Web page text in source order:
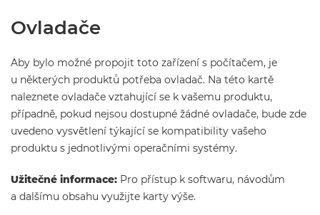
Ovladače
Aby bylo možné propojit toto zařízení s počítačem, je
u některých produktů potřeba ovladač. Na této kartě
naleznete ovladače vztahující se k vašemu produktu,
případně, pokud nejsou dostupné žádné ovladače, bude zde
uvedeno vysvětlení týkající se kompatibility vašeho
produktu s jednotlivými operačními systémy.
Užitečné informace: Pro přístup k softwaru, návodům
a dalšímu obsahu využijte karty výše.